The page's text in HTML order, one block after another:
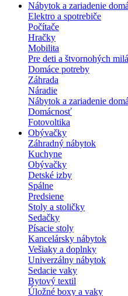
Nábytok a zariadenie
Elektro a spotrebiče
Počítače
Hračky
Mobilita
Pre deti a štvornohých
Domáce potreby
Záhrada
Náradie
Nábytok a zariadenie
Domácnosť
Fotovoltika
Obývačky
Záhradný nábytok
Kuchyne
Obývačky
Detské izby
Spálne
Predsiene
Stoly a stoličky
Sedačky
Písacie stoly
Kancelársky nábytok
Vešiaky a doplnky
Univerzálny nábytok
Sedacie vaky
Bytový textil
Úložné boxy a vaky